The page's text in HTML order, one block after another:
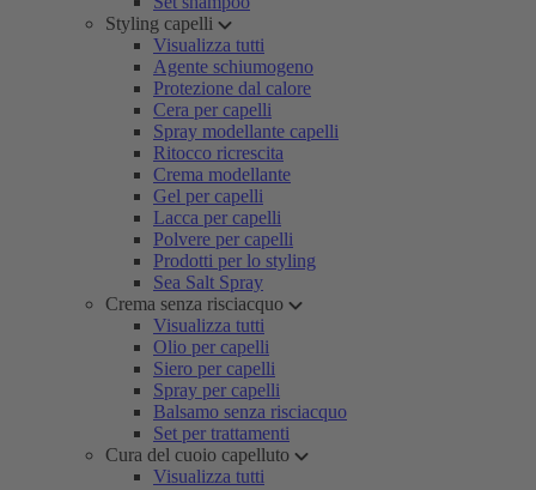
Styling capelli
Visualizza tutti
Agente schiumogeno
Protezione dal calore
Cera per capelli
Spray modellante capelli
Ritocco ricrescita
Crema modellante
Gel per capelli
Lacca per capelli
Polvere per capelli
Prodotti per lo styling
Sea Salt Spray
Crema senza risciacquo
Visualizza tutti
Olio per capelli
Siero per capelli
Spray per capelli
Balsamo senza risciacquo
Set per trattamenti
Cura del cuoio capelluto
Visualizza tutti